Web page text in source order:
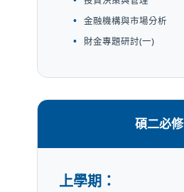
金融機構與市場分析
財金專題研討(一)
碩二必修
上學期：